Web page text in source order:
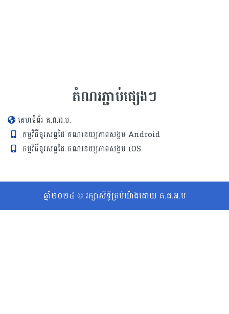
តំណរភ្ជាប់ផ្សេងៗ
គេហទំព័រ គ.ជ.អ.ប.
កម្មវិធីទូរសព្ទដៃ គណនេយ្យភាពសង្គម Android
កម្មវិធីទូរសព្ទដៃ គណនេយ្យភាពសង្គម iOS
ឆ្នាំ២០២៤ © រក្សាសិទ្ធិគ្រប់យ៉ាងដោយ គ.ជ.អ.ប